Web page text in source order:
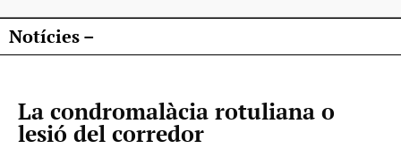
Notícies –
La condromalàcia rotuliana o
lesió del corredor